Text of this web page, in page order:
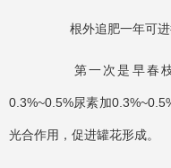
根外追肥一年可进
第一次是早春枝
0.3%~0.5%尿素加
光合作用，促进罐花形成。